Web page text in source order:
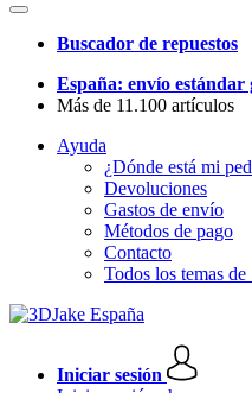
Buscador de repuestos
España: envío
Más de 11.100 artículos
Ayuda
¿Dónde está mi
Devoluciones
Gastos de envío
Métodos de pago
Contacto
Todos los temas
Iniciar sesión